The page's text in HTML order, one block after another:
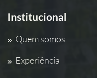
Institucional
Quem somos
Experiência